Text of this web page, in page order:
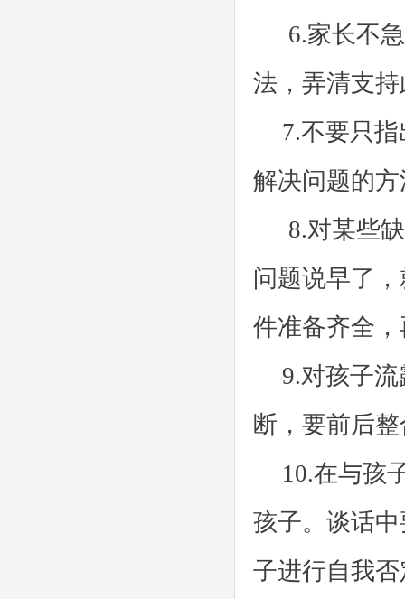
6.家长不
法，弄清支
7.不要只
解决问题的
8.对某些
问题说早了
件准备齐全
9.对孩子
断，要前后
10.在与孩
孩子。谈话
子进行自我